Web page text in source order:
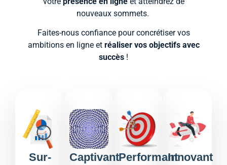
nouveaux sommets.
Faites-nous confiance pour concrétiser vos
ambitions en ligne et réaliser vos objectifs avec
succès !
Sur-
CaptivantPerformantInnovant